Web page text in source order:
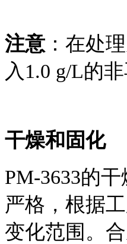
注意 ：在处
入 1.0 g/L的
干燥和固化
PM-3633的
严格，根据
变化范围。